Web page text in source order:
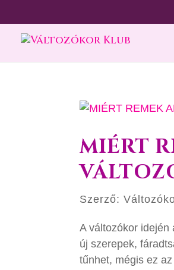
MIÉRT
Szerző:
A változókor idején
új szerepek,
tűnhet, mégis ez